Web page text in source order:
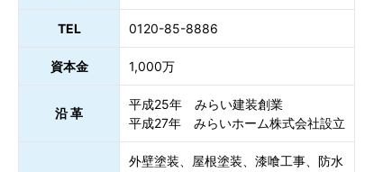
TEL 0120-85-8886
資本金 1,000万
沿 革
平成25年 みらい建装創業
平成27年 みらいホーム株式会社設立
外壁塗装、屋根塗装、漆喰工事、防水